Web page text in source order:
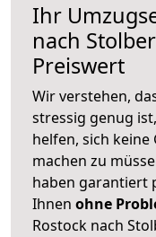
Ihr
nach
Preiswert
Wir verstehen,
stressig genug
helfen, sich keine
machen zu
haben garantiert
Ihnen ohne
Rostock nach